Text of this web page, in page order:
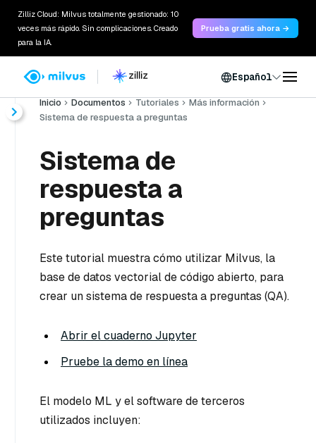
Zilliz Cloud: Milvus totalmente gestionado: 10
veces más rápido. Sin complicaciones. Creado
para la IA.
Prueba gratis ahora →
Español
Inicio Documentos Tutoriales
Más información
Sistema de respuesta a preguntas
Sistema de
respuesta a
preguntas
Este tutorial muestra cómo utilizar Milvus, la
base de datos vectorial de código abierto, para
crear un sistema de respuesta a preguntas (QA).
Abrir el cuaderno Jupyter
Pruebe la demo en línea
El modelo ML y el software de terceros
utilizados incluyen: